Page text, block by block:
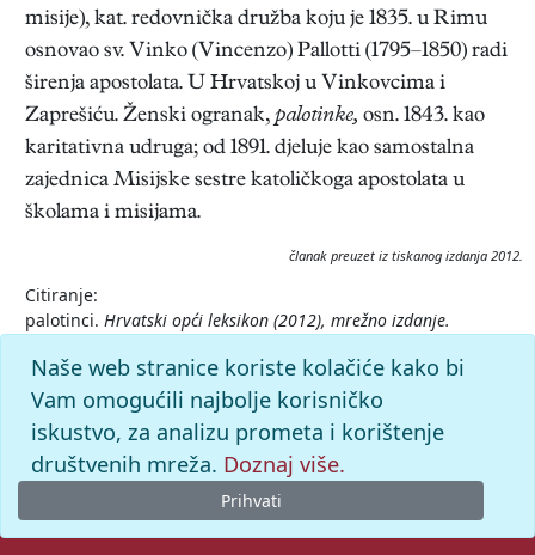
misije), kat. redovnička družba koju je 1835. u Rimu
osnovao sv. Vinko (Vincenzo) Pallotti (1795–1850) radi
širenja apostolata. U Hrvatskoj u Vinkovcima i
Zaprešiću. Ženski ogranak, palotinke, osn. 1843. kao
karitativna udruga; od 1891. djeluje kao samostalna
zajednica Misijske sestre katoličkoga apostolata u
školama i misijama.
članak preuzet iz tiskanog izdanja 2012.
Citiranje:
palotinci. Hrvatski opći leksikon (2012), mrežno izdanje.
7.8.2026. <https://hol2.lzmk.hr/clanak/palotinci>.
Naše web stranice koriste kolačiće kako bi
Vam omogućili najbolje korisničko
iskustvo, za analizu prometa i korištenje
društvenih mreža. Doznaj više.
Prihvati
© 2026. -Leksikografski zavodMiroslav Krleža